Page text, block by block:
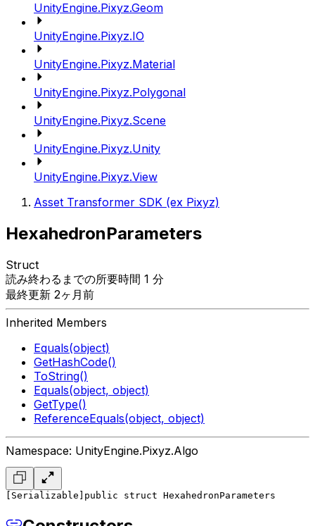
UnityEngine.Pixyz.Geom
UnityEngine.Pixyz.IO
UnityEngine.Pixyz.Material
UnityEngine.Pixyz.Polygonal
UnityEngine.Pixyz.Scene
UnityEngine.Pixyz.Unity
UnityEngine.Pixyz.View
Asset Transformer SDK (ex Pixyz)
HexahedronParameters
Struct
読み終わるまでの所要時間 1 分
最終更新 2ヶ月前
Inherited Members
Equals(object)
GetHashCode()
ToString()
Equals(object, object)
GetType()
ReferenceEquals(object, object)
Namespace: UnityEngine.Pixyz.Algo
[Serializable] public struct HexahedronParameters